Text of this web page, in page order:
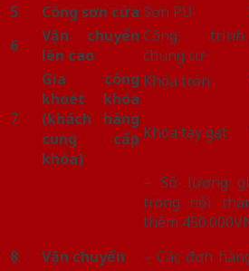
5
Công sơn cửa Sơn PU
6
Vận chuyển
lên cao
Công trình
chung cư
7
Gia công
khoét khóa
(khách hàng
cung cấp
khóa)
Khóa tròn
Khóa tay gạt
8 Vận chuyển
– Số lượng
trong nội
thêm
– Các đơn